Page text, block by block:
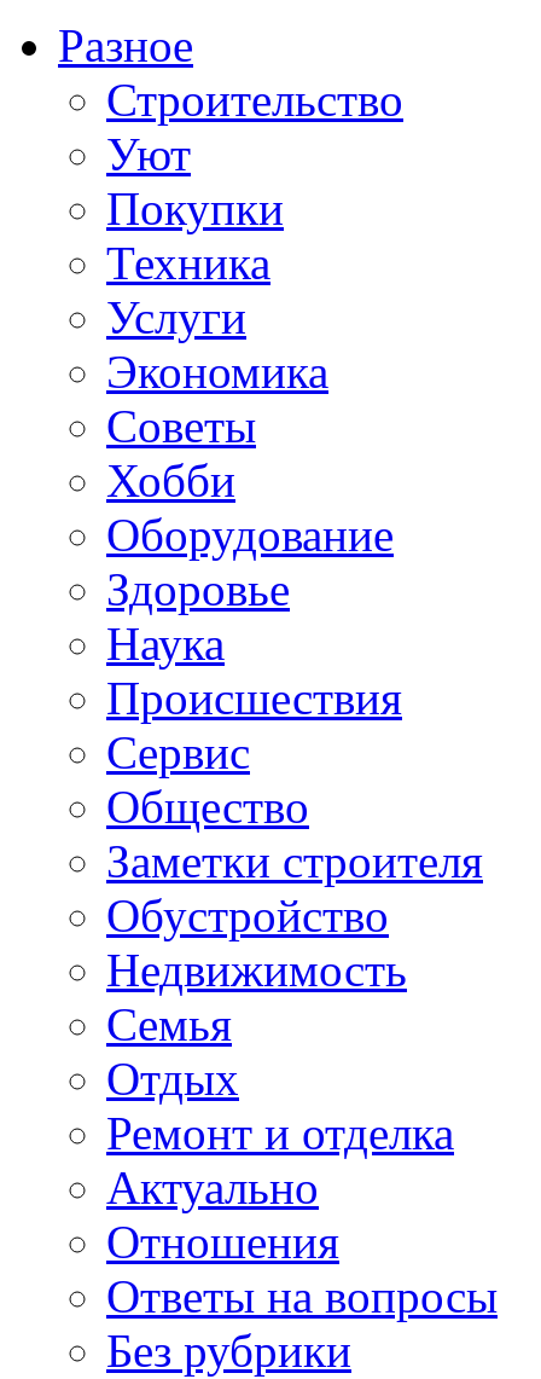
Разное
Строительство
Уют
Покупки
Техника
Услуги
Экономика
Советы
Хобби
Oборудование
Здоровье
Наука
Происшествия
Сервис
Общество
Заметки строителя
Обустройство
Недвижимость
Семья
Отдых
Ремонт и отделка
Актуально
Отношения
Ответы на вопросы
Без рубрики